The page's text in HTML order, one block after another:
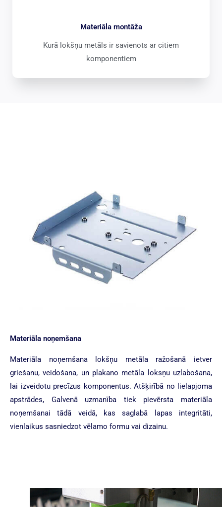
Materiāla montāža
Kurā lokšņu metāls ir savienots ar citiem
komponentiem
Materiāla noņemšana
Materiāla noņemšana lokšņu metāla ražošanā ietver
griešanu, veidošana, un plakano metāla loksņu uzlabošana,
lai izveidotu precīzus komponentus. Atšķirībā no lielapjoma
apstrādes, Galvenā uzmanība tiek pievērsta materiāla
noņemšanai tādā veidā, kas saglabā lapas integritāti,
vienlaikus sasniedzot vēlamo formu vai dizainu.